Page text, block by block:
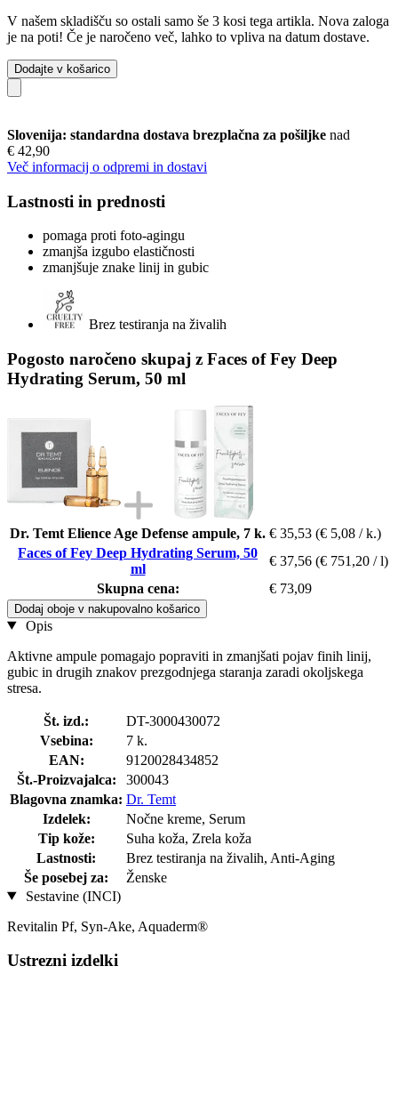
V našem skladišču so ostali samo še 3 kosi tega artikla. Nova zaloga
je na poti! Če je naročeno več, lahko to vpliva na datum dostave.
Dodajte v košarico
Slovenija: standardna dostava brezplačna za pošiljke nad
€ 42,90
Več informacij o odpremi in dostavi
Lastnosti in prednosti
pomaga proti foto-agingu
zmanjša izgubo elastičnosti
zmanjšuje znake linij in gubic
Brez testiranja na živalih
Pogosto naročeno skupaj z Faces of Fey Deep
Hydrating Serum, 50 ml
Dr. Temt Elience Age Defense ampule, 7 k. € 35,53 (€ 5,08 / k.)
Faces of Fey Deep Hydrating Serum, 50
ml
€ 37,56 (€ 751,20 / l)
Skupna cena:
€ 73,09
Dodaj oboje v nakupovalno košarico
Opis
Aktivne ampule pomagajo popraviti in zmanjšati pojav finih linij,
gubic in drugih znakov prezgodnjega staranja zaradi okoljskega
stresa.
Št. izd.:
DT-3000430072
Vsebina:
7 k.
EAN:
9120028434852
Št.-Proizvajalca:
300043
Blagovna znamka: Dr. Temt
Izdelek:
Nočne kreme, Serum
Tip kože:
Suha koža, Zrela koža
Lastnosti:
Brez testiranja na živalih, Anti-Aging
Še posebej za:
Ženske
Sestavine (INCI)
Revitalin Pf, Syn-Ake, Aquaderm®
Ustrezni izdelki